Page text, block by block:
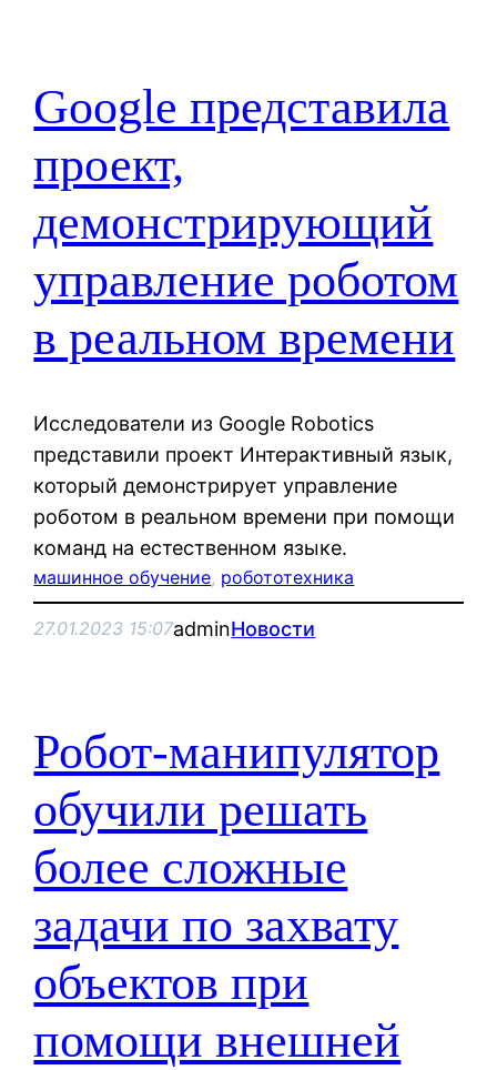
Google представила
проект,
демонстрирующий
управление роботом
в реальном времени
Исследователи из Google Robotics
представили проект Интерактивный язык,
который демонстрирует управление
роботом в реальном времени при помощи
команд на естественном языке.
машинное обучение, робототехника
27.01.2023 15:07adminНовости
Робот-манипулятор
обучили решать
более сложные
задачи по захвату
объектов при
помощи внешней